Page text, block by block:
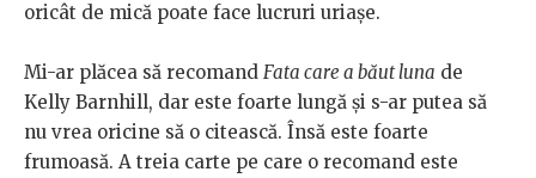
oricât de mică poate face lucruri uriașe.
Mi-ar plăcea să recomand Fata care a băut luna de
Kelly Barnhill, dar este foarte lungă și s-ar putea să
nu vrea oricine să o citească. Însă este foarte
frumoasă. A treia carte pe care o recomand este